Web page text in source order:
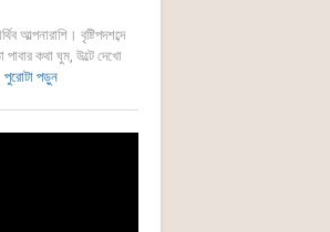
আল্পনারাশি। বৃষ্টিপদশব্দে
কথা ঘুম, উল্টে দেখো
পুরোটা পড়ুন